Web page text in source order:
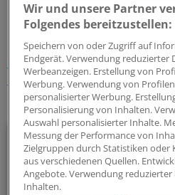
Schlagworte:
Rezepte & Co. Digitalisierung
Gesundheitswirtschaft
Ihr Newsletter zum
Beruf & Alltag
Die Sonntagslektüre: Lesen
Nützliches für Ihre tägliche
Wir und unsere Partner
Folgendes bereitzustellen:
Speichern von oder Zugriff auf
Endgerät. Verwendung reduzierter
Werbeanzeigen. Erstellung von
Werbung. Verwendung von
personalisierter Werbung.
Personalisierung von Inhalten.
Auswahl personalisierter Inhalte.
Messung der Performance von
Zielgruppen durch Statistiken
aus verschiedenen Quellen.
Angebote. Verwendung
Inhalten.